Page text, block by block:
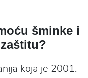
šminke i
koja je 2001.